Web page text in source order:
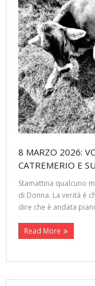
8 MARZO 2026:
CATREMERIO E
Stamattina qualcuno
di Donna. La verità è
dire che è andata
Read More